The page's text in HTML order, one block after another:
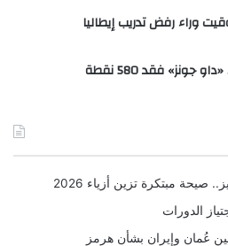
وراء رفض تدريب إيطاليا
فقد 580 نقطة
مبتكرة تزين أزياء 2026
الدورات
عُمان وإيران بشأن هرمز